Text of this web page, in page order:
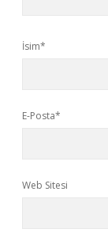
İsim*
E-Posta*
Web Sitesi